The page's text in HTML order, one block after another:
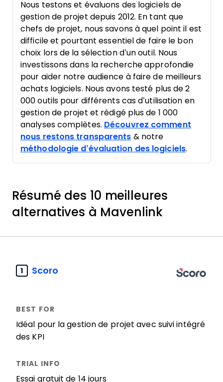
Nous testons et évaluons des logiciels de
gestion de projet depuis 2012. En tant que
chefs de projet, nous savons à quel point il est
difficile et pourtant essentiel de faire le bon
choix lors de la sélection d’un outil. Nous
investissons dans la recherche approfondie
pour aider notre audience à faire de meilleurs
achats logiciels. Nous avons testé plus de 2
000 outils pour différents cas d’utilisation en
gestion de projet et rédigé plus de 1 000
analyses complètes. Découvrez comment
nous restons transparents & notre
méthodologie d’évaluation des logiciels.
Résumé des 10 meilleures
alternatives à Mavenlink
1 Scoro
Idéal pour la gestion de projet avec suivi intégré
des KPI
Essai gratuit de 14 jours